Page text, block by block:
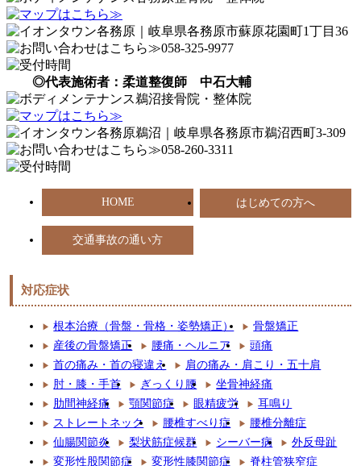
◎代表施術者：柔道整復師 中石大輔
HOME はじめての方へ
交通事故の通い方
対応症状
根本治療（骨盤・骨格・姿勢矯正）
骨盤矯正
産後の骨盤矯正
腰痛・ヘルニア
頭痛
首の痛み・首の寝違え
肩の痛み・肩こり・五十肩
肘・膝・手首
ぎっくり腰
坐骨神経痛
肋間神経痛
顎関節症 眼精疲労
耳鳴り
ストレートネック
腰椎すべり症
腰椎分離症
仙腸関節炎
梨状筋症候群 シーバー病
外反母趾
変形性股関節症
変形性膝関節症
脊柱管狭窄症